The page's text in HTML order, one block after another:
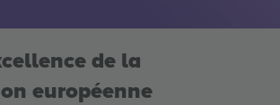
de la
européenne